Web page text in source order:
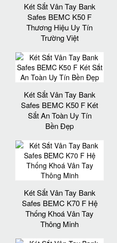
Két Sắt Vân Tay Bank
Safes BEMC K50 F
Thương Hiệu Uy Tín
Trường Việt
Két Sắt Vân Tay Bank
Safes BEMC K50 F Két
Sắt An Toàn Uy Tín
Bền Đẹp
Két Sắt Vân Tay Bank
Safes BEMC K70 F Hệ
Thống Khoá Vân Tay
Thông Minh